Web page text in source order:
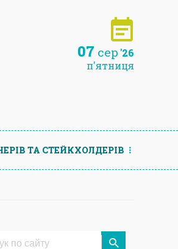
07 сер '26
п'ятниця
ТА СТЕЙКХОЛДЕРIВ